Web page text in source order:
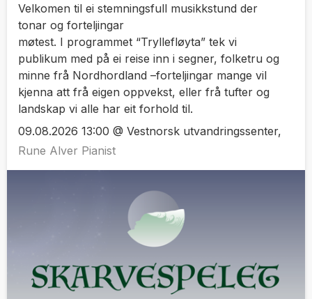
Velkomen til ei stemningsfull musikkstund der
tonar og forteljingar
møtest. I programmet “Tryllefløyta” tek vi
publikum med på ei reise inn i segner, folketru og
minne frå Nordhordland –forteljingar mange vil
kjenna att frå eigen oppvekst, eller frå tufter og
landskap vi alle har eit forhold til.
09.08.2026 13:00 @ Vestnorsk utvandringssenter,
Rune Alver Pianist